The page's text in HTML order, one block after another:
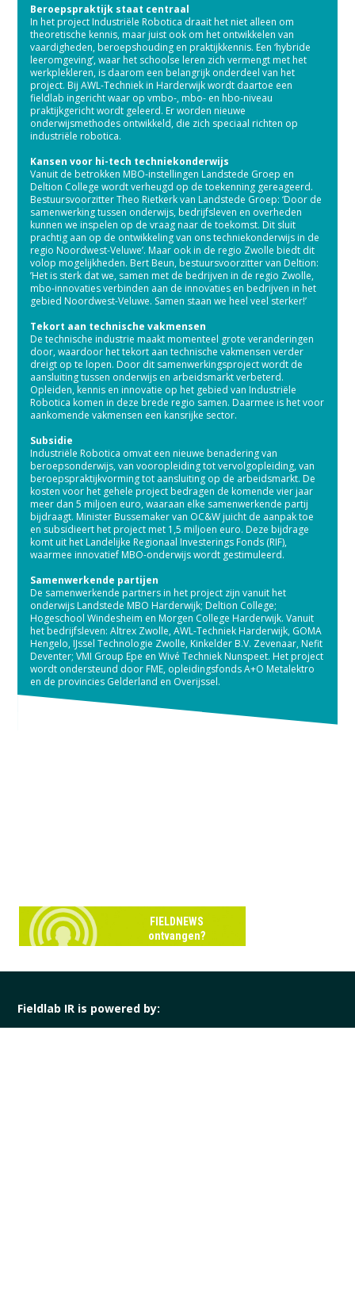
Beroepspraktijk staat centraal
In het project Industriële Robotica draait het niet alleen om
theoretische kennis, maar juist ook om het ontwikkelen van
vaardigheden, beroepshouding en praktijkkennis. Een ‘hybride
leeromgeving’, waar het schoolse leren zich vermengt met het
werkplekleren, is daarom een belangrijk onderdeel van het
project. Bij AWL-Techniek in Harderwijk wordt daartoe een
fieldlab ingericht waar op vmbo-, mbo- en hbo-niveau
praktijkgericht wordt geleerd. Er worden nieuwe
onderwijsmethodes ontwikkeld, die zich speciaal richten op
industriële robotica.
Kansen voor hi-tech techniekonderwijs
Vanuit de betrokken MBO-instellingen Landstede Groep en
Deltion College wordt verheugd op de toekenning gereageerd.
Bestuursvoorzitter Theo Rietkerk van Landstede Groep: ‘Door de
samenwerking tussen onderwijs, bedrijfsleven en overheden
kunnen we inspelen op de vraag naar de toekomst. Dit sluit
prachtig aan op de ontwikkeling van ons techniekonderwijs in de
regio Noordwest-Veluwe’. Maar ook in de regio Zwolle biedt dit
volop mogelijkheden. Bert Beun, bestuursvoorzitter van Deltion:
’Het is sterk dat we, samen met de bedrijven in de regio Zwolle,
mbo-innovaties verbinden aan de innovaties en bedrijven in het
gebied Noordwest-Veluwe. Samen staan we heel veel sterker!’
Tekort aan technische vakmensen
De technische industrie maakt momenteel grote veranderingen
door, waardoor het tekort aan technische vakmensen verder
dreigt op te lopen. Door dit samenwerkingsproject wordt de
aansluiting tussen onderwijs en arbeidsmarkt verbeterd.
Opleiden, kennis en innovatie op het gebied van Industriële
Robotica komen in deze brede regio samen. Daarmee is het voor
aankomende vakmensen een kansrijke sector.
Subsidie
Industriële Robotica omvat een nieuwe benadering van
beroepsonderwijs, van vooropleiding tot vervolgopleiding, van
beroepspraktijkvorming tot aansluiting op de arbeidsmarkt. De
kosten voor het gehele project bedragen de komende vier jaar
meer dan 5 miljoen euro, waaraan elke samenwerkende partij
bijdraagt. Minister Bussemaker van OC&W juicht de aanpak toe
en subsidieert het project met 1,5 miljoen euro. Deze bijdrage
komt uit het Landelijke Regionaal Investerings Fonds (RIF),
waarmee innovatief MBO-onderwijs wordt gestimuleerd.
Samenwerkende partijen
De samenwerkende partners in het project zijn vanuit het
onderwijs Landstede MBO Harderwijk; Deltion College;
Hogeschool Windesheim en Morgen College Harderwijk. Vanuit
het bedrijfsleven: Altrex Zwolle, AWL-Techniek Harderwijk, GOMA
Hengelo, IJssel Technologie Zwolle, Kinkelder B.V. Zevenaar, Nefit
Deventer; VMI Group Epe en Wivé Techniek Nunspeet. Het project
wordt ondersteund door FME, opleidingsfonds A+O Metalektro
en de provincies Gelderland en Overijssel.
FIELDNEWS
ontvangen?
Fieldlab IR is powered by: